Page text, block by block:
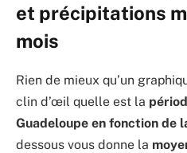
et précipitations
mois
Rien de mieux qu’un
clin d’œil quelle est la
Guadeloupe en fonction de
dessous vous donne la